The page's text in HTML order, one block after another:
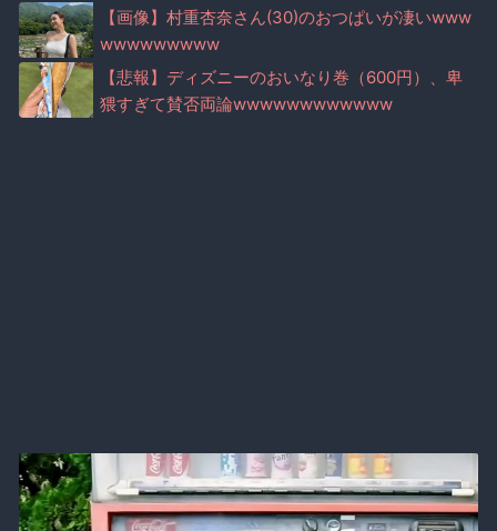
【画像】村重杏奈さん(30)のおつぱいが凄いwww
wwwwwwwww
【悲報】ディズニーのおいなり巻（600円）、卑
猥すぎて賛否両論wwwwwwwwwwww